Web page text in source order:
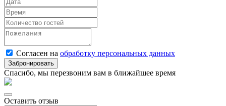
Согласен на обработку персональных данных
Спасибо, мы перезвоним вам в ближайшее время
Оставить отзыв